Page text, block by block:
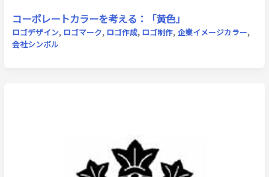
コーポレートカラーを考える：「黄色」
ロゴデザイン, ロゴマーク, ロゴ作成, ロゴ制作, 企業イメージカラー,
会社シンボル